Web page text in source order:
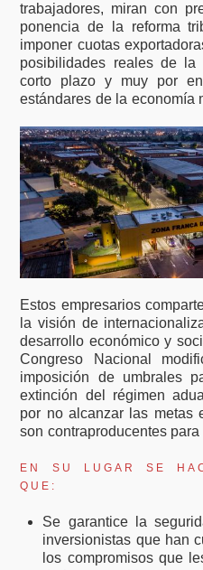
trabajadores, miran con
ponencia de la reforma
imponer cuotas
posibilidades reales de la
corto plazo y muy por
estándares de la economía
Estos empresarios
la visión de
desarrollo económico y
Congreso Nacional
imposición de umbrales
extinción del régimen
por no alcanzar las metas
son contraproducentes
EN SU LUGAR SE
QUE:
Se garantice la
inversionistas que han
los compromisos que